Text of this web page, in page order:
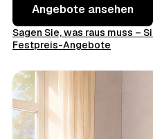
Angebote ansehen
Sagen Sie, was raus muss –
Festpreis-Angebote